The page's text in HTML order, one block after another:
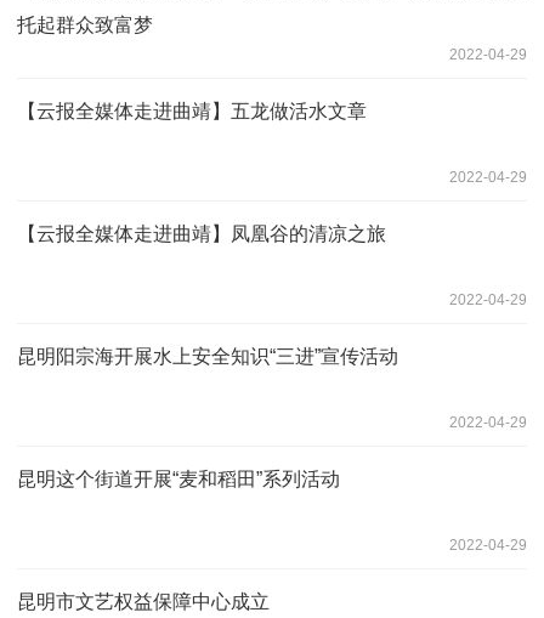
托起群众致富梦
2022-04-29
【云报全媒体走进曲靖】五龙做活水文章
2022-04-29
【云报全媒体走进曲靖】凤凰谷的清凉之旅
2022-04-29
昆明阳宗海开展水上安全知识“三进”宣传活动
2022-04-29
昆明这个街道开展“麦和稻田”系列活动
2022-04-29
昆明市文艺权益保障中心成立